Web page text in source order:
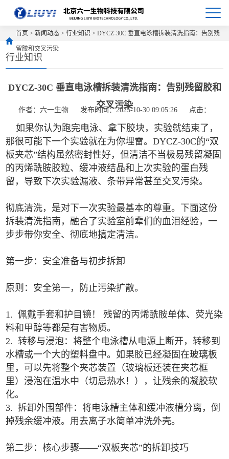
首页 >新闻动态 >行业知识 > DYCZ-30C 垂直电泳槽拆装清洗指南：告别残
留胶和交叉污染
行业知识
DYCZ-30C 垂直电泳槽拆装清洗指南：告别残留胶和
交叉污染
作者：六一生物 发布时间：2025-10-30 09:05:26 点击：
如果你认为跑完电泳、拿下胶块，实验就结束了，
那很可能下一个实验就在为你埋雷。DYCZ-30C的“双
板夹芯”结构虽然密封性好，但清洁不当极易残留凝固
的丙烯酰胺胶粒、缓冲液结晶和上次实验的蛋白残
留，导致下次实验漏液、条带异常甚至交叉污染。
彻底清洗，是对下一次实验最基本的尊重。下面这份
拆装清洗指南，融合了实验室前辈们的血泪经验，一
步步带你安全、彻底地搞定清洁。
第一步：安全准备与初步拆卸
原则：安全第一，防止污染扩散。
1. 佩戴手套和护目镜！ 残留的丙烯酰胺单体、荧光染
料和甲醇等都是有害物质。
2. 转移与浸泡：将整个电泳槽从电源上断开，转移到
水槽或一个大的塑料盘中。如果胶已经凝固在玻璃板
里，可以先将整个夹芯装置（玻璃板还装在夹芯框
里）浸泡在温水中（切忌热水！），让残余的凝胶软
化。
3. 拆卸外围部件：将电泳槽主体和缓冲液槽分离，倒
掉残余缓冲液。用去离子水简单冲洗外壳。
第二步：核心步骤——“双板夹芯”的拆卸技巧